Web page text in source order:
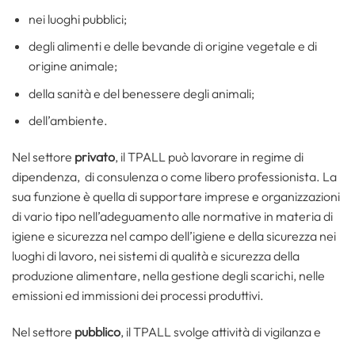
nei luoghi pubblici;
degli alimenti e delle bevande di origine vegetale e di
origine animale;
della sanità e del benessere degli animali;
dell’ambiente.
Nel settore privato, il TPALL può lavorare in regime di
dipendenza, di consulenza o come libero professionista. La
sua funzione è quella di supportare imprese e organizzazioni
di vario tipo nell’adeguamento alle normative in materia di
igiene e sicurezza nel campo dell’igiene e della sicurezza nei
luoghi di lavoro, nei sistemi di qualità e sicurezza della
produzione alimentare, nella gestione degli scarichi, nelle
emissioni ed immissioni dei processi produttivi.
Nel settore pubblico, il TPALL svolge attività di vigilanza e